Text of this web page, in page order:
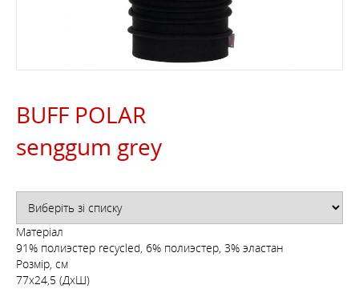
BUFF POLAR
senggum grey
Матеріал
91% полиэстер recycled, 6% полиэстер, 3% эластан
Розмір, см
77х24,5 (ДхШ)